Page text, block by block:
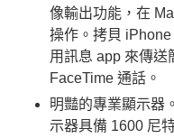
像輸出功能，在
操作。拷貝
用訊息 app 來傳送
FaceTime 通話。
明豔的專業顯示器。
示器具備 1600 尼